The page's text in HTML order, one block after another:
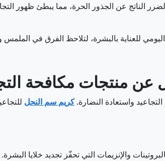
الناتج عن الجذور الحرة، مما يبطئ ظهور
للعناية بالبشرة، لتلاحظ الفرق في
منتجات مكافحة
واستعادة النضارة.كريم سم النحل
والإنزيمات التي تحفّز تجديد خلايا البشرة.